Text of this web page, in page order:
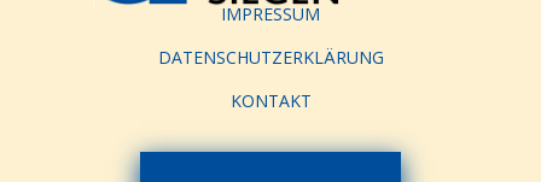
IMPRESSUM
DATENSCHUTZERKLÄRUNG
KONTAKT